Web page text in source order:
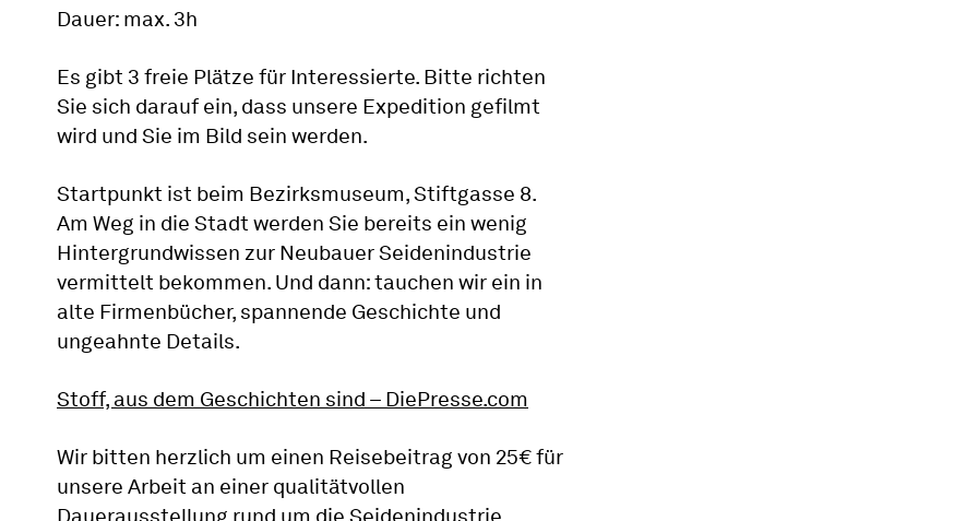
Dauer: max. 3h
Es gibt 3 freie Plätze für Interessierte. Bitte richten
Sie sich darauf ein, dass unsere Expedition gefilmt
wird und Sie im Bild sein werden.
Startpunkt ist beim Bezirksmuseum, Stiftgasse 8.
Am Weg in die Stadt werden Sie bereits ein wenig
Hintergrundwissen zur Neubauer Seidenindustrie
vermittelt bekommen. Und dann: tauchen wir ein in
alte Firmenbücher, spannende Geschichte und
ungeahnte Details.
Stoff, aus dem Geschichten sind – DiePresse.com
Wir bitten herzlich um einen Reisebeitrag von 25€ für
unsere Arbeit an einer qualitätvollen